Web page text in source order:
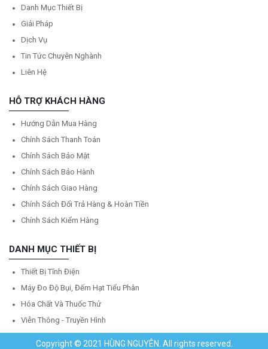
Danh Mục Thiết Bị
Giải Pháp
Dịch Vụ
Tin Tức Chuyên Nghành
Liên Hệ
HỖ TRỢ KHÁCH HÀNG
Hướng Dẫn Mua Hàng
Chính Sách Thanh Toán
Chính Sách Bảo Mật
Chính Sách Bảo Hành
Chính Sách Giao Hàng
Chính Sách Đổi Trả Hàng & Hoàn Tiền
Chính Sách Kiểm Hàng
DANH MỤC THIẾT BỊ
Thiết Bị Tĩnh Điện
Máy Đo Độ Bụi, Đếm Hạt Tiểu Phân
Hóa Chất Và Thuốc Thử
Viễn Thông - Truyền Hình
Copyright © 2021 HÙNG NGUYÊN. All rights reserved.